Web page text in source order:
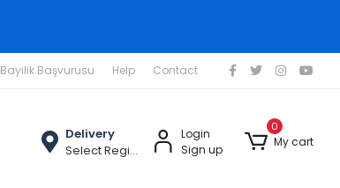
Bayilik Başvurusu Help Contact
Delivery
Select Region
Login
Sign up
0
My cart